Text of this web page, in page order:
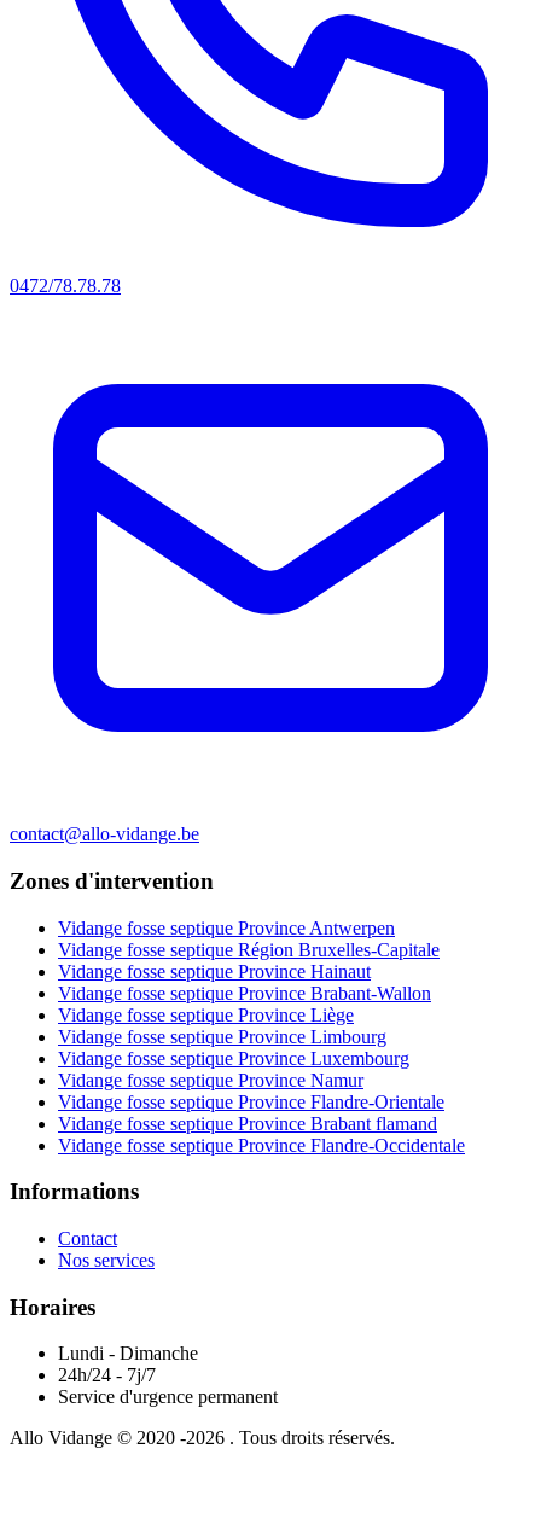
0472/78.78.78
contact@allo-vidange.be
Zones d'intervention
Vidange fosse septique Province Antwerpen
Vidange fosse septique Région Bruxelles-Capitale
Vidange fosse septique Province Hainaut
Vidange fosse septique Province Brabant-Wallon
Vidange fosse septique Province Liège
Vidange fosse septique Province Limbourg
Vidange fosse septique Province Luxembourg
Vidange fosse septique Province Namur
Vidange fosse septique Province Flandre-Orientale
Vidange fosse septique Province Brabant flamand
Vidange fosse septique Province Flandre-Occidentale
Informations
Contact
Nos services
Horaires
Lundi - Dimanche
24h/24 - 7j/7
Service d'urgence permanent
Allo Vidange © 2020 -2026 . Tous droits réservés.